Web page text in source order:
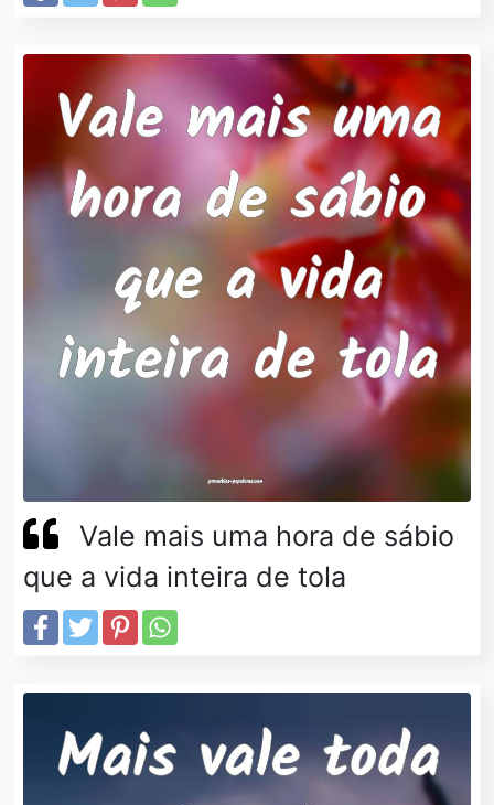
Vale mais uma hora de sábio
que a vida inteira de tola